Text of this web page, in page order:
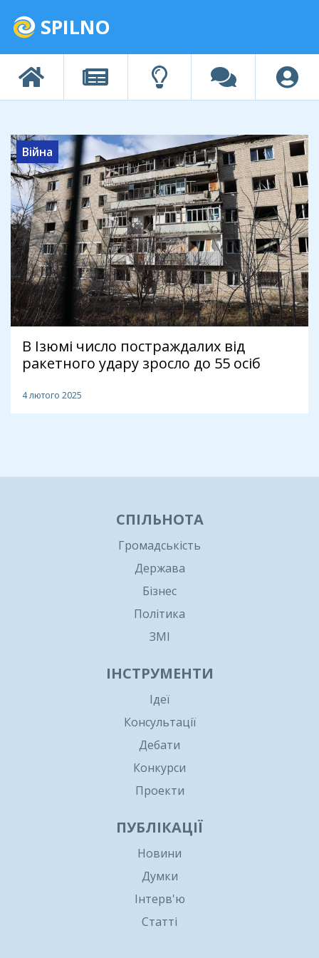
SPILNO
Війна
В Ізюмі число постраждалих від
ракетного удару зросло до 55 осіб
4 лютого 2025
СПІЛЬНОТА
Громадськість
Держава
Бізнес
Політика
ЗМІ
ІНСТРУМЕНТИ
Ідеї
Консультації
Дебати
Конкурси
Проекти
ПУБЛІКАЦІЇ
Новини
Думки
Інтерв'ю
Статті